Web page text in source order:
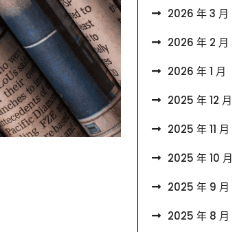
2026 年 3 月
2026 年 2 月
2026 年 1 月
2025 年 12 月
2025 年 11 月
2025 年 10 月
2025 年 9 月
2025 年 8 月